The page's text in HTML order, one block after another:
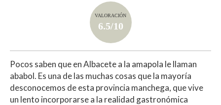
VALORACIÓN
6.5/10
Pocos saben que en Albacete a la amapola le llaman
ababol. Es una de las muchas cosas que la mayoría
desconocemos de esta provincia manchega, que vive
un lento incorporarse a la realidad gastronómica